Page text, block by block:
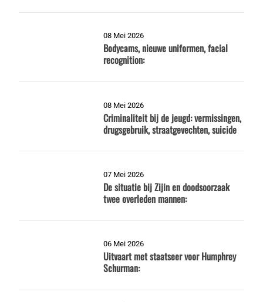
08 Mei 2026
Bodycams, nieuwe uniformen, facial
recognition:
08 Mei 2026
Criminaliteit bij de jeugd: vermissingen,
drugsgebruik, straatgevechten, suicide
07 Mei 2026
De situatie bij Zijin en doodsoorzaak
twee overleden mannen:
06 Mei 2026
Uitvaart met staatseer voor Humphrey
Schurman: